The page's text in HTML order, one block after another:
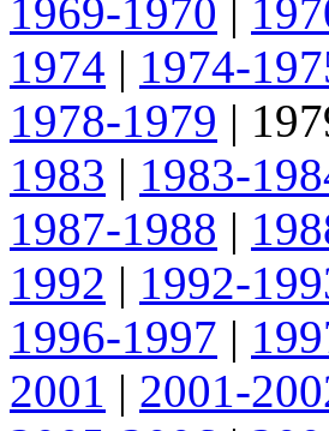
1969-1970 |
1974 | 1974-
1978-1979 |
1983 | 1983-
1987-1988 |
1992 | 1992-
1996-1997 |
2001 | 2001-